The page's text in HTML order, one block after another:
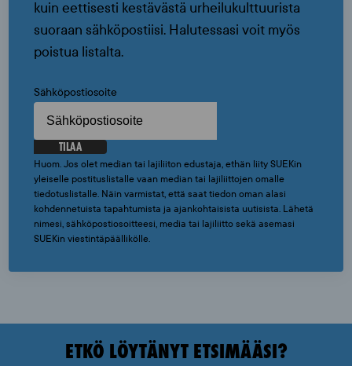
kuin eettisesti kestävästä urheilukulttuurista
suoraan sähköpostiisi. Halutessasi voit myös
poistua listalta.
Sähköpostiosoite
TILAA
Huom. Jos olet median tai lajiliiton edustaja, ethän liity SUEKin
yleiselle postituslistalle vaan median tai lajiliittojen omalle
tiedotuslistalle. Näin varmistat, että saat tiedon oman alasi
kohdennetuista tapahtumista ja ajankohtaisista uutisista. Lähetä
nimesi, sähköpostiosoitteesi, media tai lajiliitto sekä asemasi
SUEKin viestintäpäällikölle.
ETKÖ LÖYTÄNYT ETSIMÄÄSI?